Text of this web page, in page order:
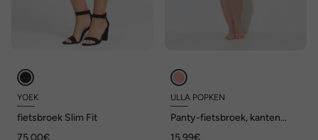
YOEK
fietsbroek Slim Fit
75,00€
ULLA POPKEN
Panty-fietsbroek, kanten
15,99€